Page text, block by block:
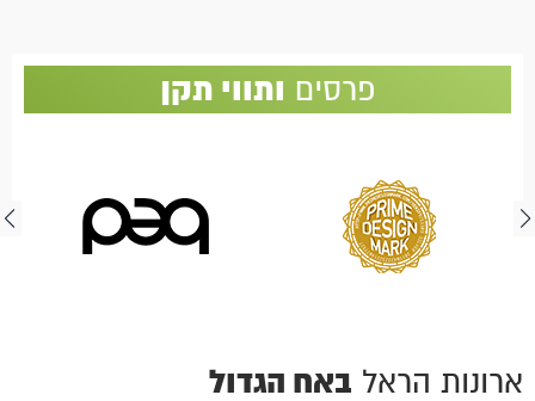
פרסים ותווי תקן
ארונות הראל באח הגדול